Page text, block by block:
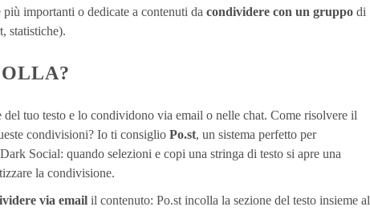
importanti o dedicate a contenuti da condividere con un gruppo di
statistiche).
del tuo testo e lo condividono via email o nelle chat. Come risolvere il
condivisioni? Io ti consiglio Po.st, un sistema perfetto per
Social: quando selezioni e copi una stringa di testo si apre una
la condivisione.
via email il contenuto: Po.st incolla la sezione del testo insieme al